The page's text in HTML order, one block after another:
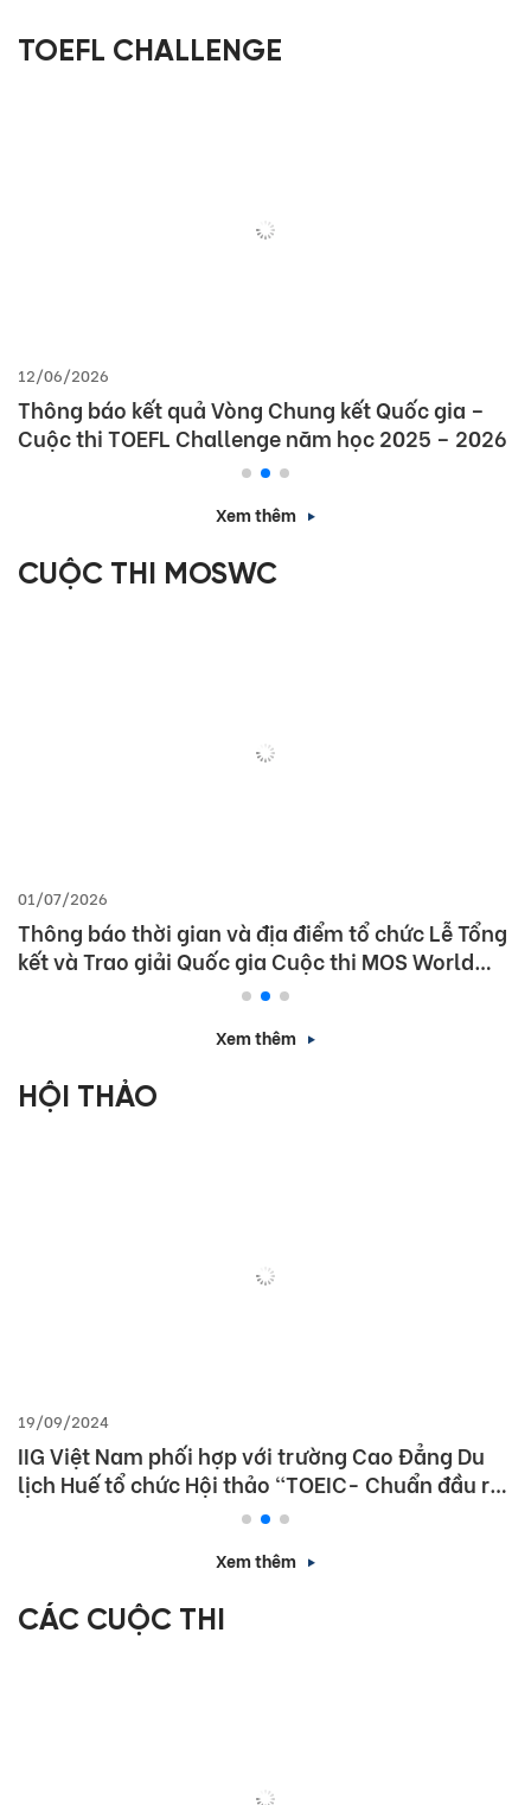
TOEFL CHALLENGE
12/06/2026
Thông báo kết quả Vòng Chung kết Quốc gia –
Cuộc thi TOEFL Challenge năm học 2025 – 2026
Xem thêm
CUỘC THI MOSWC
01/07/2026
Thông báo thời gian và địa điểm tổ chức Lễ Tổng
kết và Trao giải Quốc gia Cuộc thi MOS World
Xem thêm
HỘI THẢO
19/09/2024
IIG Việt Nam phối hợp với trường Cao Đẳng Du
lịch Huế tổ chức Hội thảo “TOEIC- Chuẩn đầu ra
tiếng Anh- Bí Quyết chinh phục nhà tuyển dụng”
Xem thêm
CÁC CUỘC THI